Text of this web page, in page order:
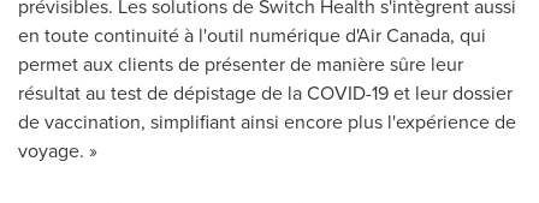
prévisibles. Les solutions de Switch Health s'intègrent aussi
en toute continuité à l'outil numérique d'Air Canada, qui
permet aux clients de présenter de manière sûre leur
résultat au test de dépistage de la COVID-19 et leur dossier
de vaccination, simplifiant ainsi encore plus l'expérience de
voyage. »